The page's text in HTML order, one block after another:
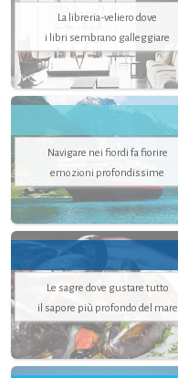
La libreria-veliero dove
i libri sembrano galleggiare
Navigare nei fiordi fa fiorire
emozioni profondissime
Le sagre dove gustare tutto
il sapore più profondo del mare